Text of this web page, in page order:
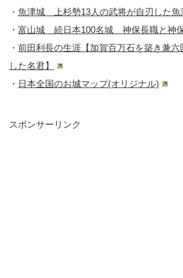
・ 魚津城 上杉勢13人の武将が自刃した魚
・ 富山城 続日本100名城 神保長職と神
・ 前田利長の生涯【加賀百万石を築き兼
した名君】
・ 日本全国のお城マップ(オリジナル)
スポンサーリンク